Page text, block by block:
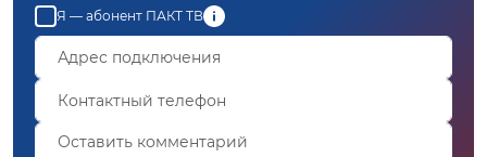
Я — абонент ПАКТ ТВ